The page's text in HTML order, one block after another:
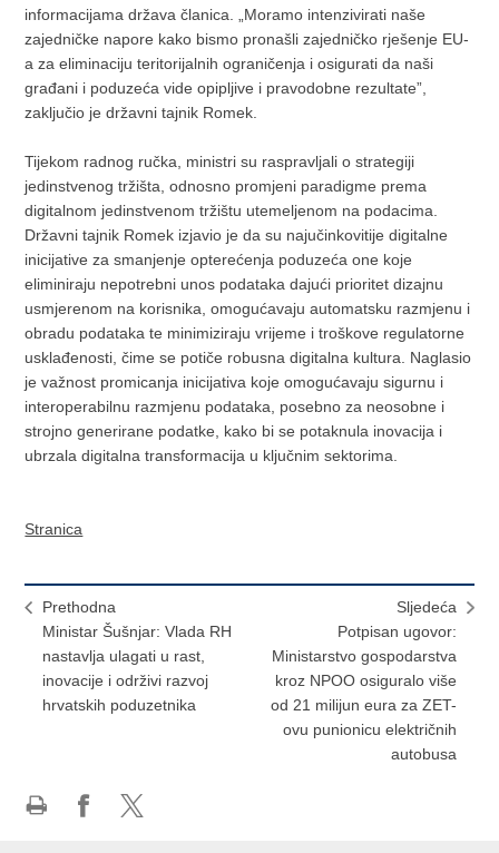
informacijama država članica. „Moramo intenzivirati naše
zajedničke napore kako bismo pronašli zajedničko rješenje EU-
a za eliminaciju teritorijalnih ograničenja i osigurati da naši
građani i poduzeća vide opipljive i pravodobne rezultate”,
zaključio je državni tajnik Romek.
Tijekom radnog ručka, ministri su raspravljali o strategiji
jedinstvenog tržišta, odnosno promjeni paradigme prema
digitalnom jedinstvenom tržištu utemeljenom na podacima.
Državni tajnik Romek izjavio je da su najučinkovitije digitalne
inicijative za smanjenje opterećenja poduzeća one koje
eliminiraju nepotrebni unos podataka dajući prioritet dizajnu
usmjerenom na korisnika, omogućavaju automatsku razmjenu i
obradu podataka te minimiziraju vrijeme i troškove regulatorne
usklađenosti, čime se potiče robusna digitalna kultura. Naglasio
je važnost promicanja inicijativa koje omogućavaju sigurnu i
interoperabilnu razmjenu podataka, posebno za neosobne i
strojno generirane podatke, kako bi se potaknula inovacija i
ubrzala digitalna transformacija u ključnim sektorima.
Stranica
Prethodna
Ministar Šušnjar: Vlada RH
nastavlja ulagati u rast,
inovacije i održivi razvoj
hrvatskih poduzetnika
Sljedeća
Potpisan ugovor:
Ministarstvo gospodarstva
kroz NPOO osiguralo više
od 21 milijun eura za ZET-
ovu punionicu električnih
autobusa